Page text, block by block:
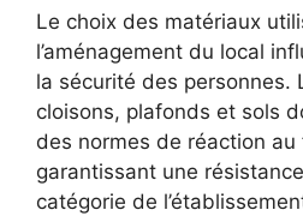
Le choix des matériaux
l’aménagement du local
la sécurité des personnes.
cloisons, plafonds et sols
des normes de réaction
garantissant une
catégorie de